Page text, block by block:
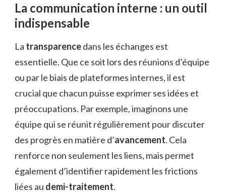
La communication interne : un outil
indispensable
La transparencedans les échanges est
essentielle. Que ce soit lors des réunions d’équipe
ou par le biais de plateformes internes, il est
crucial que chacun puisse exprimer ses idées et
préoccupations. Par exemple, imaginons une
équipe qui se réunit régulièrement pour discuter
des progrès en matière d’avancement. Cela
renforce non seulement les liens, mais permet
également d’identifier rapidement les frictions
liées au demi-traitement.